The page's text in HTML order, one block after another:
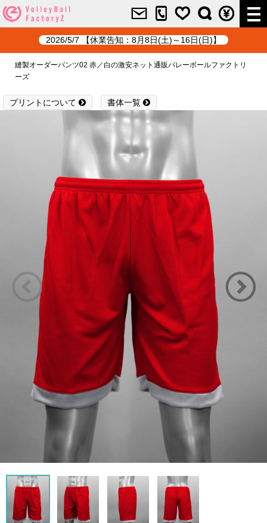
2026/5/7 【休業告知：8月8日(土)～16日(日)】
縫製オーダーパンツ02 赤／白の激安ネット通販バレーボールファクトリ
ーズ
プリントについて 書体一覧